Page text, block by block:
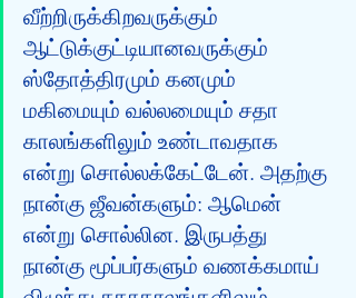
வீற்றிருக்கிறவருக்கும்
ஆட்டுக்குட்டியானவருக்கும்
ஸ்தோத்திரமும் கனமும்
மகிமையும் வல்லமையும் சதா
காலங்களிலும் உண்டாவதாக
என்று சொல்லக்கேட்டேன். அதற்கு
நான்கு ஜீவன்களும்: ஆமென்
என்று சொல்லின. இருபத்து
நான்கு மூப்பர்களும் வணக்கமாய்